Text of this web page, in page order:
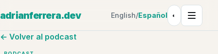
adrianferrera.dev English/Español ◐Tema: Claro
← Volver al podcast